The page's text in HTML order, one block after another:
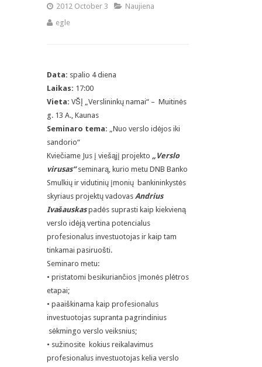
2012 October 3
Naujiena
egle
Data: spalio 4 diena
Laikas: 17:00
Vieta: VŠĮ „Verslininkų namai“ – Muitinės
g. 13 A., Kaunas
Seminaro tema: „Nuo verslo idėjos iki
sandorio“
Kviečiame Jus į viešąjį projekto „Verslo
virusas“seminarą, kurio metu DNB Banko
Smulkių ir vidutinių įmonių bankininkystės
skyriaus projektų vadovas Andrius
Ivašauskaspadės suprasti kaip kiekvieną
verslo idėją vertina potencialus
profesionalus investuotojas ir kaip tam
tinkamai pasiruošti.
Seminaro metu:
• pristatomi besikuriančios įmonės plėtros
etapai;
• paaiškinama kaip profesionalus
investuotojas supranta pagrindinius
sėkmingo verslo veiksnius;
• sužinosite kokius reikalavimus
profesionalus investuotojas kelia verslo